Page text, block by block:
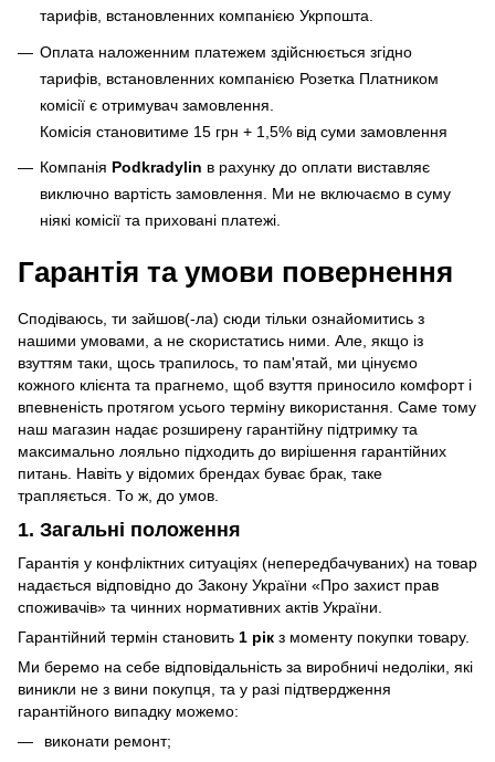
тарифів, встановленних компанією Укрпошта.
Оплата наложенним платежем здійснюється згідно
тарифів, встановленних компанією Розетка Платником
комісії є отримувач замовлення.
Комісія становитиме 15 грн + 1,5% від суми замовлення
Компанія Podkradylin в рахунку до оплати виставляє
виключно вартість замовлення. Ми не включаємо в суму
ніякі комісії та приховані платежі.
Гарантія та умови повернення
Сподіваюсь, ти зайшов(-ла) сюди тільки ознайомитись з
нашими умовами, а не скористатись ними. Але, якщо із
взуттям таки, щось трапилось, то пам'ятай, ми цінуємо
кожного клієнта та прагнемо, щоб взуття приносило комфорт і
впевненість протягом усього терміну використання. Саме тому
наш магазин надає розширену гарантійну підтримку та
максимально лояльно підходить до вирішення гарантійних
питань. Навіть у відомих брендах буває брак, таке
трапляється. То ж, до умов.
1. Загальні положення
Гарантія у конфліктних ситуаціях (непередбачуваних) на товар
надається відповідно до Закону України «Про захист прав
споживачів» та чинних нормативних актів України.
Гарантійний термін становить 1 рік з моменту покупки товару.
Ми беремо на себе відповідальність за виробничі недоліки, які
виникли не з вини покупця, та у разі підтвердження
гарантійного випадку можемо:
виконати ремонт;